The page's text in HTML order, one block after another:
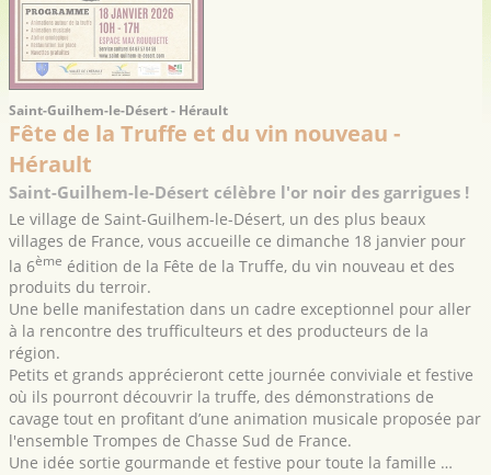
Saint-Guilhem-le-Désert - Hérault
Fête de la Truffe et du vin nouveau -
Hérault
Saint-Guilhem-le-Désert célèbre l'or noir des garrigues !
Le village de Saint-Guilhem-le-Désert, un des plus beaux
villages de France, vous accueille ce dimanche 18 janvier pour
la 6ème édition de la Fête de la Truffe, du vin nouveau et des
produits du terroir.
Une belle manifestation dans un cadre exceptionnel pour aller
à la rencontre des trufficulteurs et des producteurs de la
région.
Petits et grands apprécieront cette journée conviviale et festive
où ils pourront découvrir la truffe, des démonstrations de
cavage tout en profitant d’une animation musicale proposée par
l'ensemble Trompes de Chasse Sud de France.
Une idée sortie gourmande et festive pour toute la famille …